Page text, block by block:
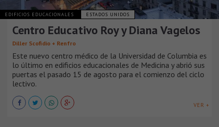
EDIFICIOS EDUCACIONALES ESTADOS UNIDOS
Centro Educativo Roy y Diana Vagelos
Diller Scofidio + Renfro
Este nuevo centro médico de la Universidad de Columbia es
lo último en edificios educacionales de Medicina y abrió sus
puertas el pasado 15 de agosto para el comienzo del ciclo
lectivo.
VER +